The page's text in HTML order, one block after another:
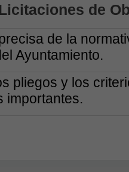
de
de la
Ayuntamiento.
pliegos y los
importantes.